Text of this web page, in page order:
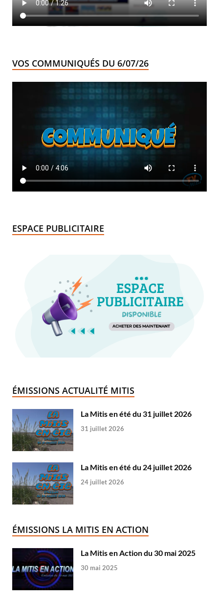
VOS COMMUNIQUÉS DU 6/07/26
ESPACE PUBLICITAIRE
ÉMISSIONS ACTUALITÉ MITIS
La Mitis en été du 31 juillet 2026
31 juillet 2026
La Mitis en été du 24 juillet 2026
24 juillet 2026
ÉMISSIONS LA MITIS EN ACTION
La Mitis en Action du 30 mai 2025
30 mai 2025